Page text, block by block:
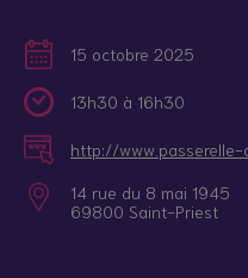
15 octobre 2025
13h30 à 16h30
http://
14 rue du 8 mai 1945
69800 Saint-Priest